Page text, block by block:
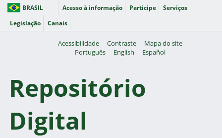
BRASIL Acesso à informação Participe
Serviços
Legislação
Canais
Acessibilidade Contraste
Mapa do site
Português
English Español
Repositório
Digital